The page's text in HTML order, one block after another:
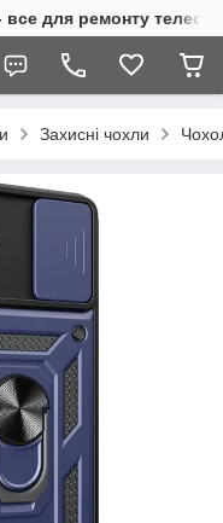
для ремонту
Захисні чохли